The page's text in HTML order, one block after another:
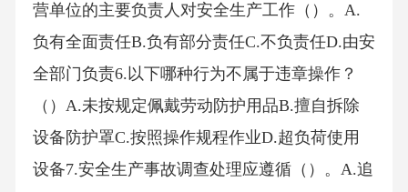
营单位的主要负责人对安全生产工作（）。A.
负有全面责任B.负有部分责任C.不负责任D.由安
全部门负责6.以下哪种行为不属于违章操作？
（）A.未按规定佩戴劳动防护用品B.擅自拆除
设备防护罩C.按照操作规程作业D.超负荷使用
设备7.安全生产事故调查处理应遵循（）。A.追